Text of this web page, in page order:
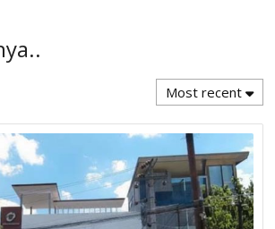
Most recent